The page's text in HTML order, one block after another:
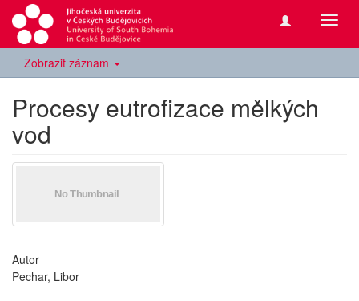
Zobrazit záznam
Procesy eutrofizace mělkých
vod
Autor
Pechar, Libor